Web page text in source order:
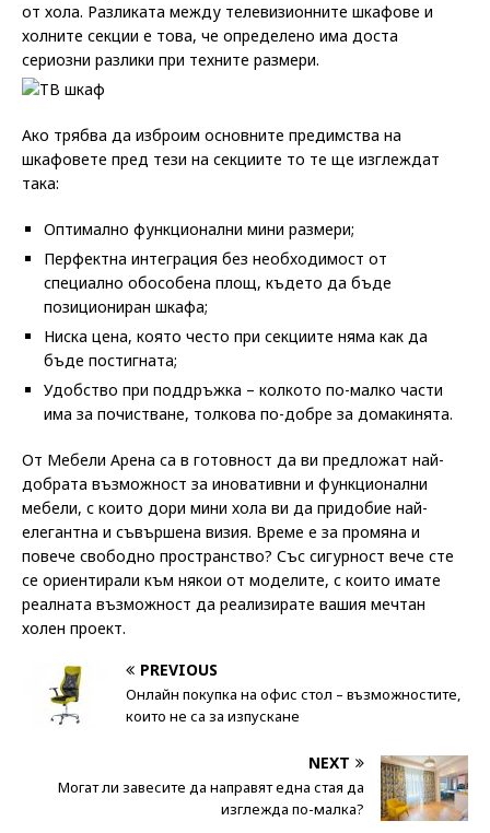
от хола. Разликата между телевизионните шкафове и
холните секции е това, че определено има доста
сериозни разлики при техните размери.
Ако трябва да изброим основните предимства на
шкафовете пред тези на секциите то те ще изглеждат
така:
Оптимално функционални мини размери;
Перфектна интеграция без необходимост от
специално обособена площ, където да бъде
позициониран шкафа;
Ниска цена, която често при секциите няма как да
бъде постигната;
Удобство при поддръжка – колкото по-малко части
има за почистване, толкова по-добре за домакинята.
От Мебели Арена са в готовност да ви предложат най-
добрата възможност за иновативни и функционални
мебели, с които дори мини хола ви да придобие най-
елегантна и съвършена визия. Време е за промяна и
повече свободно пространство? Със сигурност вече сте
се ориентирали към някои от моделите, с които имате
реалната възможност да реализирате вашия мечтан
холен проект.
PREVIOUS
Онлайн покупка на офис стол – възможностите,
които не са за изпускане
NEXT
Могат ли завесите да направят една стая да
изглежда по-малка?